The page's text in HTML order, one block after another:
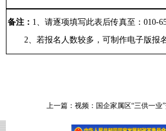
备注： 1、请逐项填写此表后传真至：010-
2、若报名人数较多，可制作电子版报
上一篇： 视频：国企家属区“三供一业